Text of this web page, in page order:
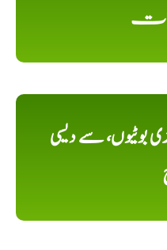
بوٹیوں، سے دیسی